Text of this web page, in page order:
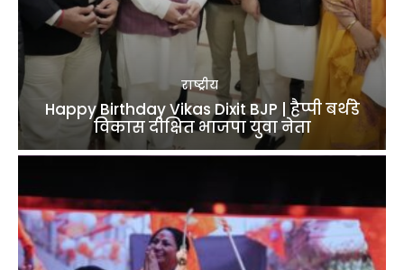
राष्ट्रीय
Happy Birthday Vikas Dixit BJP | हैप्पी बर्थडे
विकास दीक्षित भाजपा युवा नेता